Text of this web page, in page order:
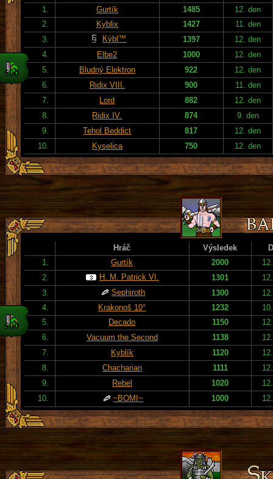
1.
Gurtík 1485
12. den
2.
Kyblix 1427
11. den
3.
Kýbl™ 1397
12. den
4.
Elbe2 1000
12. den
5.
Bludný Elektron 922
12. den
6.
Ridix VIII. 900
11. den
7.
Lord 882
12. den
8.
Ridix IV. 874
9. den
9.
Tehol Beddict 817
12. den
10.
Kyselica 750 12. den
Hráč Výsledek
1.
Gurtík 2000
2.
H. M. Patrick VI. 1301
3.
Sephiroth 1300
4.
Krakonoš 10° 1232
5.
Decado 1150
6.
Vacuum the Second 1138
7.
Kyblík 1120
8.
Chacharian 1111
9.
Rebel 1020
10.
~BOMI~ 1000